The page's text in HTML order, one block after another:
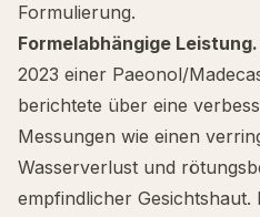
Formulierung.
Formelabhängige Leistung.
2023 einer Paeonol/
berichtete über eine
Messungen wie einen
Wasserverlust und
empfindlicher Gesichtshaut.